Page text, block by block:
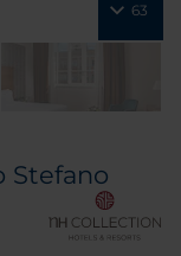
63
Stefano